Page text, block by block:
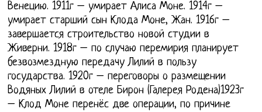
Венецию. 1911г – умирает Алиса Моне. 1914г –
умирает старший сын Клода Моне, Жан. 1916г –
завершается строительство новой студии в
Живерни. 1918г – по случаю перемирия планирует
безвозмездную передачу Лилий в пользу
государства. 1920г – переговоры о размещении
Водяных Лилий в отеле Бирон (Галерея Родена)1923г
– Клод Моне перенёс две операции, по причине